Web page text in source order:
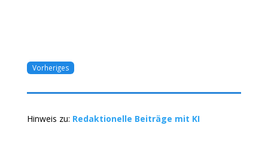
Vorheriges
Hinweis zu: Redaktionelle Beiträge mit KI